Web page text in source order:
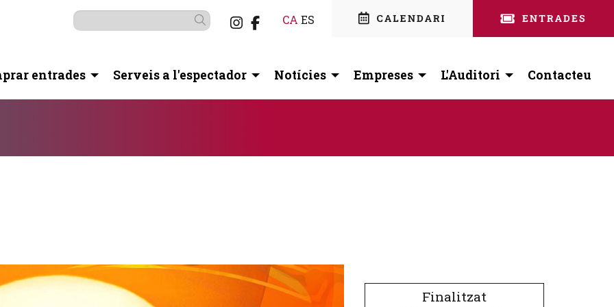
CA ES
Link a instagram
Link a facebook
Cercar
entrades Serveis a l'espectador Notícies Empreses L'Auditori Contacteu
Finalitzat